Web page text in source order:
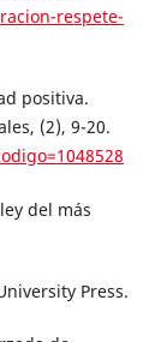
respete-
positiva.
(2), 9-20.
del más
Press.